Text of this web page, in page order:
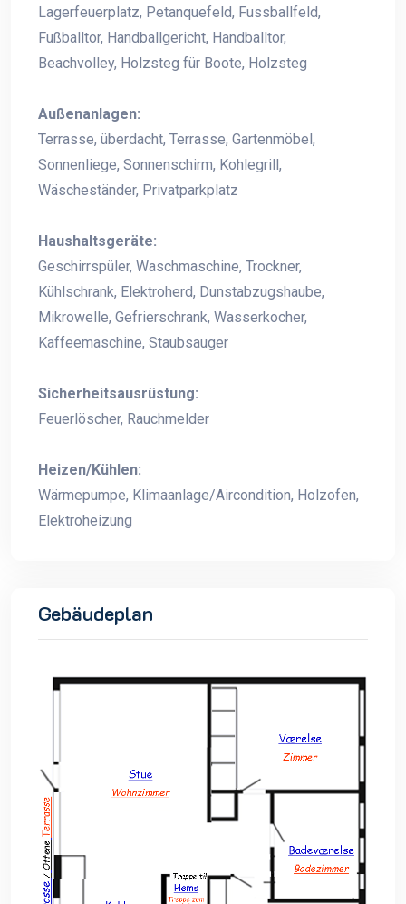
Lagerfeuerplatz, Petanquefeld, Fussballfeld,
Fußballtor, Handballgericht, Handballtor,
Beachvolley, Holzsteg für Boote, Holzsteg
Außenanlagen:
Terrasse, überdacht, Terrasse, Gartenmöbel,
Sonnenliege, Sonnenschirm, Kohlegrill,
Wäscheständer, Privatparkplatz
Haushaltsgeräte:
Geschirrspüler, Waschmaschine, Trockner,
Kühlschrank, Elektroherd, Dunstabzugshaube,
Mikrowelle, Gefrierschrank, Wasserkocher,
Kaffeemaschine, Staubsauger
Sicherheitsausrüstung:
Feuerlöscher, Rauchmelder
Heizen/Kühlen:
Wärmepumpe, Klimaanlage/Aircondition, Holzofen,
Elektroheizung
Gebäudeplan